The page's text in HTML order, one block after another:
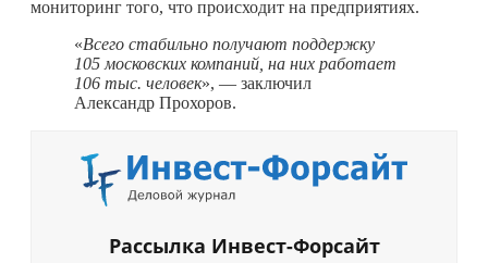
мониторинг того, что происходит на предприятиях.
«Всего стабильно получают поддержку
105 московских компаний, на них работает
106 тыс. человек», — заключил
Александр Прохоров.
Рассылка Инвест-Форсайт